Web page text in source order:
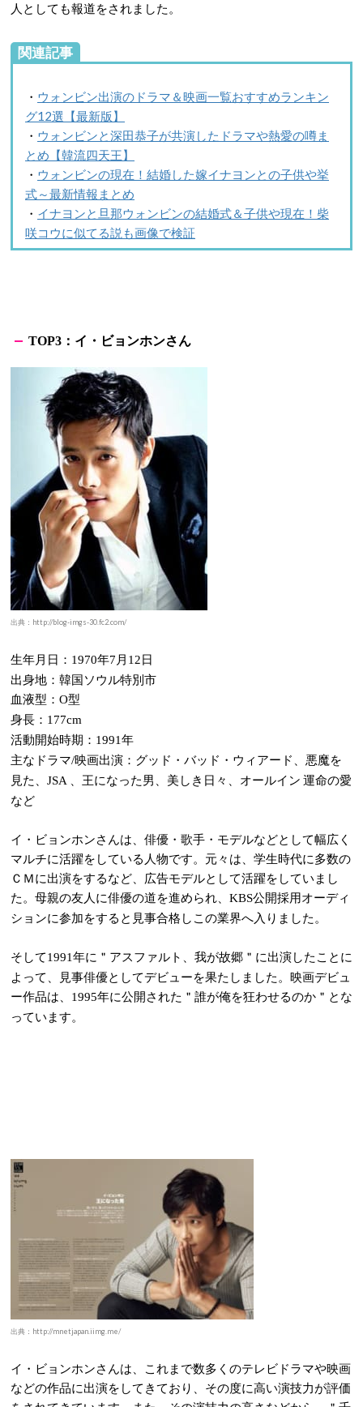
人としても報道をされました。
関連記事
・ ウォンビン出演のドラマ＆映画一覧おすすめランキン
グ12選【最新版】
・ ウォンビンと深田恭子が共演したドラマや熱愛の噂ま
とめ【韓流四天王】
・ ウォンビンの現在！結婚した嫁イナヨンとの子供や挙
式～最新情報まとめ
・ イナヨンと旦那ウォンビンの結婚式＆子供や現在！柴
咲コウに似てる説も画像で検証
TOP3 ：イ・ビョンホンさん
出典：http://blog-imgs-30.fc2.com/
生年月日： 1970年7 月 12日
出身地：韓国ソウル特別市
血液型： O型
身長： 177cm
活動開始時期： 1991年
主なドラマ/映画出演：グッド・バッド・ウィアード、悪魔を
見た、 JSA
、王になった男、美しき日々、オールイン 運命の愛
など
イ・ビョンホンさんは、俳優・歌手・モデルなどとして幅広く
マルチに活躍をしている人物です。元々は、学生時代に多数の
ＣＭに出演をするなど、広告モデルとして活躍をしていまし
た。母親の友人に俳優の道を進められ、 KBS公開採用オーディ
ションに参加をすると見事合格しこの業界へ入りました。
そして1991年に＂アスファルト、我が故郷＂に出演したことに
よって、見事俳優としてデビューを果たしました。映画デビュ
ー作品は、
1995年に公開された＂誰が俺を狂わせるのか＂とな
っています。
出典：http://mnetjapan.iimg.me/
イ・ビョンホンさんは、これまで数多くのテレビドラマや映画
などの作品に出演をしてきており、その度に高い演技力が評価